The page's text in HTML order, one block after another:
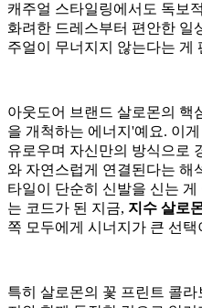
캐주얼 스타일링에서도 독보
화려한 드레스부터 편안한 일
주얼이 무너지지 않는다는 게
아웃도어 브랜드 살로몬의 핵
을 개척하는 에너지'예요. 이
유로우며 자신만의 방식으로
와 자연스럽게 연결된다는 해
타일이 단순히 신발을 신는
는 코드가 된 지금, 지수 살로
쪽 모두에게 시너지가 큰 선택
특히 살로몬의 꽃 프린트 콜라